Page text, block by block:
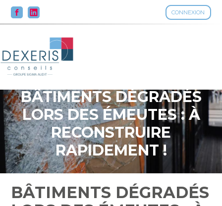
CONNEXION
Aller
au
contenu
BÂTIMENTS DÉGRADÉS
LORS DES ÉMEUTES : À
RECONSTRUIRE
RAPIDEMENT !
BÂTIMENTS DÉGRADÉS